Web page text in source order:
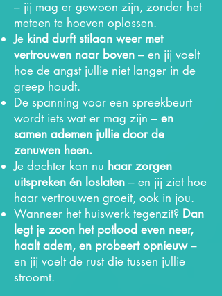
– jij mag er gewoon zijn, zonder het
meteen te hoeven oplossen.
Je kind durft stilaan weer met
vertrouwen naar boven – en jij voelt
hoe de angst jullie niet langer in de
greep houdt.
De spanning voor een spreekbeurt
wordt iets wat er mag zijn – en
samen ademen jullie door de
zenuwen heen.
Je dochter kan nu haar zorgen
uitspreken én loslaten – en jij ziet hoe
haar vertrouwen groeit, ook in jou.
Wanneer het huiswerk tegenzit? Dan
legt je zoon het potlood even neer,
haalt adem, en probeert opnieuw–
en jij voelt de rust die tussen jullie
stroomt.